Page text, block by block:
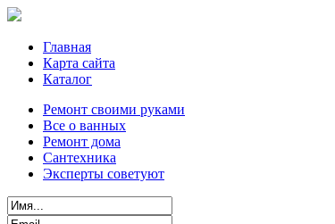
Главная
Карта сайта
Каталог
Ремонт своими руками
Все о ванных
Ремонт дома
Сантехника
Эксперты советуют